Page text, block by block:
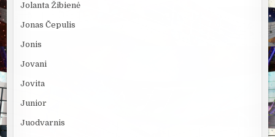
Jolanta Žibienė
Jonas Čepulis
Jonis
Jovani
Jovita
Junior
Juodvarnis